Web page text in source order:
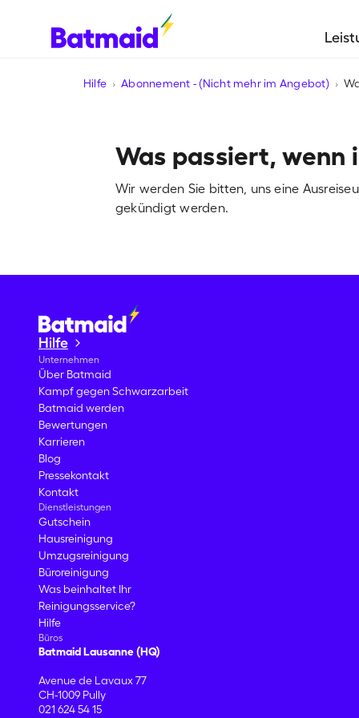
Hilfe Abonnement - (Nicht mehr im Angebot)
Was passiert, wenn
Wir werden Sie bitten, uns eine
gekündigt werden.
Hilfe
Unternehmen
Über Batmaid
Kampf gegen Schwarzarbeit
Batmaid werden
Bewertungen
Karrieren
Blog
Pressekontakt
Kontakt
Dienstleistungen
Gutschein
Hausreinigung
Umzugsreinigung
Büroreinigung
Was beinhaltet Ihr
Reinigungsservice?
Hilfe
Büros
Batmaid Lausanne (HQ)
Avenue de Lavaux 77
CH-1009 Pully
021 624 54 15